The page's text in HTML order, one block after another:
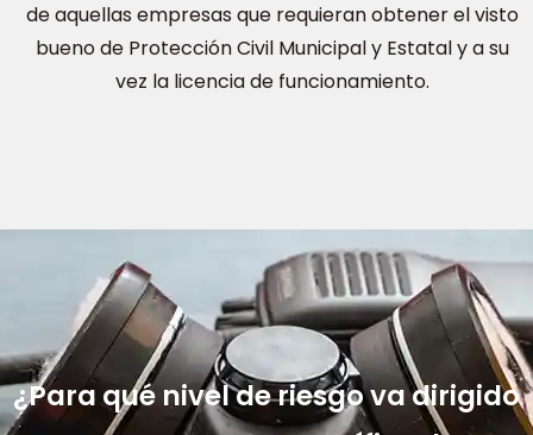
de aquellas empresas que requieran obtener el visto
bueno de Protección Civil Municipal y Estatal y a su
vez la licencia de funcionamiento.
¿Para qué nivel de riesgo va dirigido